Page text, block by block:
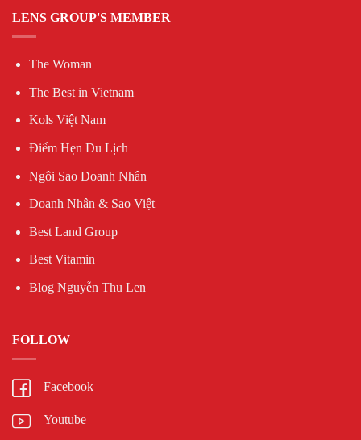
LENS GROUP'S MEMBER
The Woman
The Best in Vietnam
Kols Việt Nam
Điểm Hẹn Du Lịch
Ngôi Sao Doanh Nhân
Doanh Nhân & Sao Việt
Best Land Group
Best Vitamin
Blog Nguyễn Thu Len
FOLLOW
Facebook
Youtube